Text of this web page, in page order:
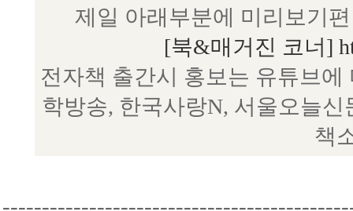
제일 아래부분에 미리보기
[북&매거진 코너]
전자책 출간시 홍보는 유튜브
학방송, 한국사랑N, 서울오늘
책